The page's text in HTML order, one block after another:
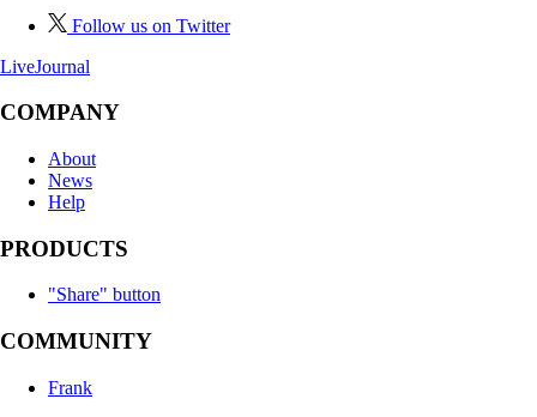
Follow us on Twitter
LiveJournal
COMPANY
About
News
Help
PRODUCTS
"Share" button
COMMUNITY
Frank